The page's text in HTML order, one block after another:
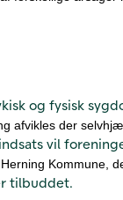
og fysisk
afvikles der
vil
Kommune,
tilbuddet.